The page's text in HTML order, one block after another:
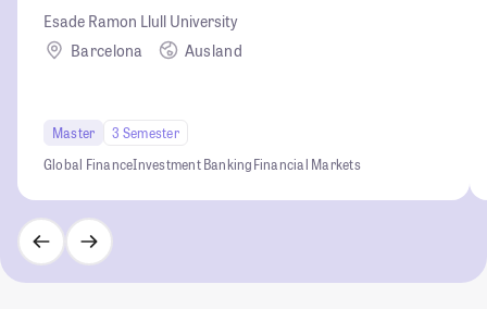
Esade Ramon Llull University
Barcelona
Ausland
Master
3 Semester
Global FinanceInvestment BankingFinancial Markets